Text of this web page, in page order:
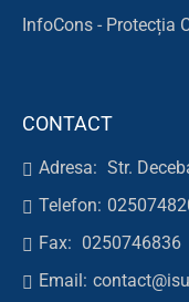
InfoCons - Protecția
CONTACT
Adresa: Str.
Telefon:
Fax: 0250746836
Email: